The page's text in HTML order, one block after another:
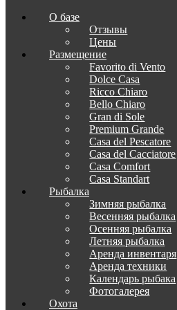
Приветствуем в Венеции на Каспии!
info@otdih-v-astrakhani.ru Как нас найти
09:00 до 18:00)
Забронировать
О базе
Отзывы
Цены
Размещение
Favorito di Vento
Dolce Casa
Ricco Chiaro
Bello Chiaro
Gran di Sole
Premium Grande
Casa del Pescatore
Casa del Cacсiatore
Casa Comfort
Casa Standart
Рыбалка
Зимняя рыбалка
Весенняя рыбалка
Осенняя рыбалка
Летняя рыбалка
Аренда инвентаря
Аренда техники
Календарь рыбака
Фотогалерея
Охота